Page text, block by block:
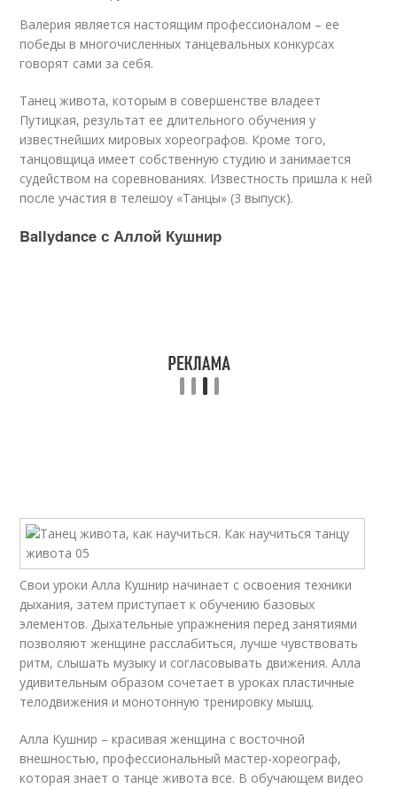
Валерия является настоящим профессионалом – ее
победы в многочисленных танцевальных конкурсах
говорят сами за себя.
Танец живота, которым в совершенстве владеет
Путицкая, результат ее длительного обучения у
известнейших мировых хореографов. Кроме того,
танцовщица имеет собственную студию и занимается
судейством на соревнованиях. Известность пришла к ней
после участия в телешоу «Танцы» (3 выпуск).
Ballydance с Аллой Кушнир
Свои уроки Алла Кушнир начинает с освоения техники
дыхания, затем приступает к обучению базовых
элементов. Дыхательные упражнения перед занятиями
позволяют женщине расслабиться, лучше чувствовать
ритм, слышать музыку и согласовывать движения. Алла
удивительным образом сочетает в уроках пластичные
телодвижения и монотонную тренировку мышц.
Алла Кушнир – красивая женщина с восточной
внешностью, профессиональный мастер-хореограф,
которая знает о танце живота все. В обучающем видео